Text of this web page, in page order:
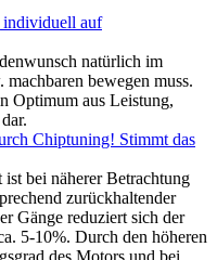
individuell auf
natürlich im
bewegen muss.
Optimum aus Leistung,
Chiptuning! Stimmt das
bei näherer Betrachtung
zurückhaltender
Gänge reduziert sich der
5-10%. Durch den höheren
des Motors und bei